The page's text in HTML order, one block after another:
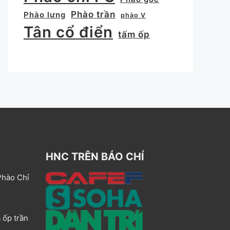
Phào lưng
Phào trần phào V
Tân cổ điển tấm ốp
Chỉ
ốp trần
HNC TRÊN BÁO CHÍ